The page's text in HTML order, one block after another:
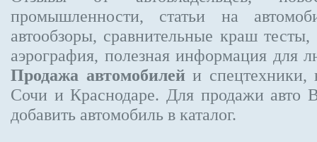
промышленности, статьи на
автообзоры, сравнительные краш
аэрография, полезная информация для
Продажа автомобилей и спецтехники,
Сочи и Краснодаре. Для продажи авто
добавить автомобиль в каталог.